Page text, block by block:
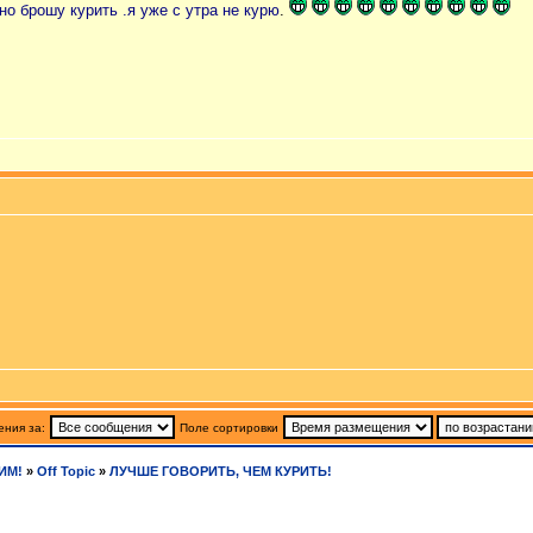
брошу курить .я уже с утра не курю.
за: Поле сортировки
» Off Topic » ЛУЧШЕ ГОВОРИТЬ, ЧЕМ КУРИТЬ!